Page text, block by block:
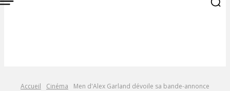
Accueil Cinéma Men d'Alex Garland dévoile sa bande-annonce